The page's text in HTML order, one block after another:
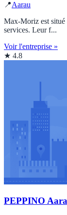
📍Aarau
Max-Moriz est situé
services. Leur f...
Voir l'entreprise »
★ 4.8
PEPPINO